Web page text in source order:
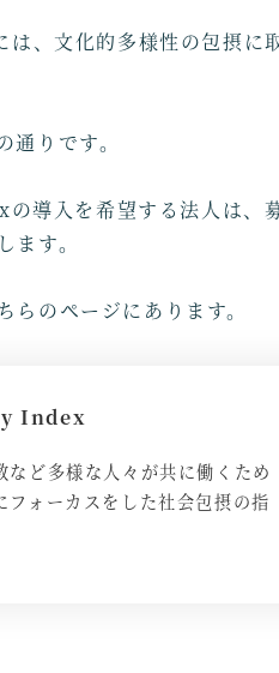
文化的多様性の包摂に取
りです。
入を希望する法人は、募
す。
のページにあります。
Index
など多様な人々が共に働くため
フォーカスをした社会包摂の指